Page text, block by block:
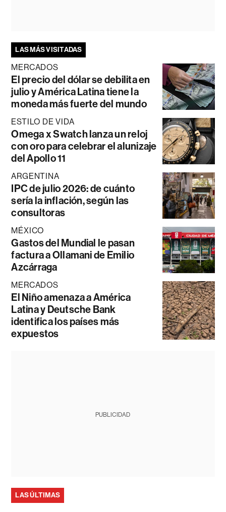
LAS MÁS VISITADAS
MERCADOS
El precio del dólar se debilita en
julio y América Latina tiene la
moneda más fuerte del mundo
ESTILO DE VIDA
Omega x Swatch lanza un reloj
con oro para celebrar el alunizaje
del Apollo 11
ARGENTINA
IPC de julio 2026: de cuánto
sería la inflación, según las
consultoras
MÉXICO
Gastos del Mundial le pasan
factura a Ollamani de Emilio
Azcárraga
MERCADOS
El Niño amenaza a América
Latina y Deutsche Bank
identifica los países más
expuestos
PUBLICIDAD
LAS ÚLTIMAS